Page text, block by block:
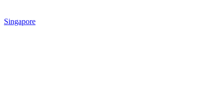
Singapore